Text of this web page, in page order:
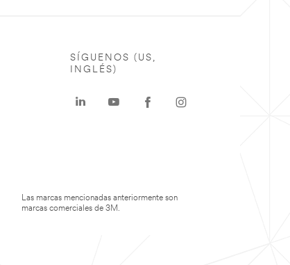
SÍGUENOS (US,
INGLÉS)
Las marcas mencionadas anteriormente son
marcas comerciales de 3M.